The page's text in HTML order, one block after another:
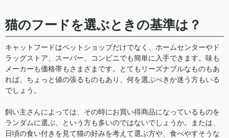
猫のフードを選ぶときの基準は？
キャットフードはペットショップだけでなく、ホームセンターやド
ラッグストア、スーパー、コンビニでも簡単に入手できます。味も
メーカーも価格帯もさまざまです。とてもリーズナブルなものもあ
れば、ちょっと値の張るものもあり、何を選ぶべきか迷う方もいる
でしょう。
飼い主さんによっては、その時にお買い得商品になっているものを
ランダムに選ぶ、という方も多いのではないでしょうか。または、
日頃の食い付きを見て猫の好みを考えて選ぶ方や、食べやすそうな